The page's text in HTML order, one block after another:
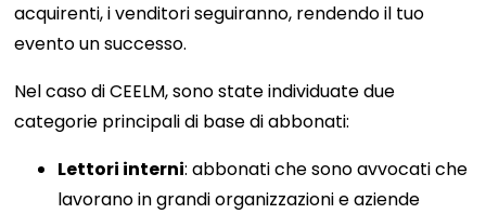
acquirenti, i venditori seguiranno, rendendo il tuo
evento un successo.
Nel caso di CEELM, sono state individuate due
categorie principali di base di abbonati:
Lettori interni: abbonati che sono avvocati che
lavorano in grandi organizzazioni e aziende